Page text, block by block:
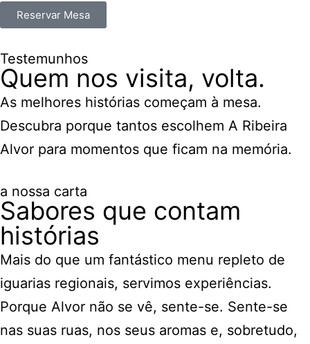
Reservar Mesa
Testemunhos
Quem nos visita, volta.
As melhores histórias começam à mesa.
Descubra porque tantos escolhem A Ribeira
Alvor para momentos que ficam na memória.
a nossa carta
Sabores que contam
histórias
Mais do que um fantástico menu repleto de
iguarias regionais, servimos experiências.
Porque Alvor não se vê, sente-se. Sente-se
nas suas ruas, nos seus aromas e, sobretudo,